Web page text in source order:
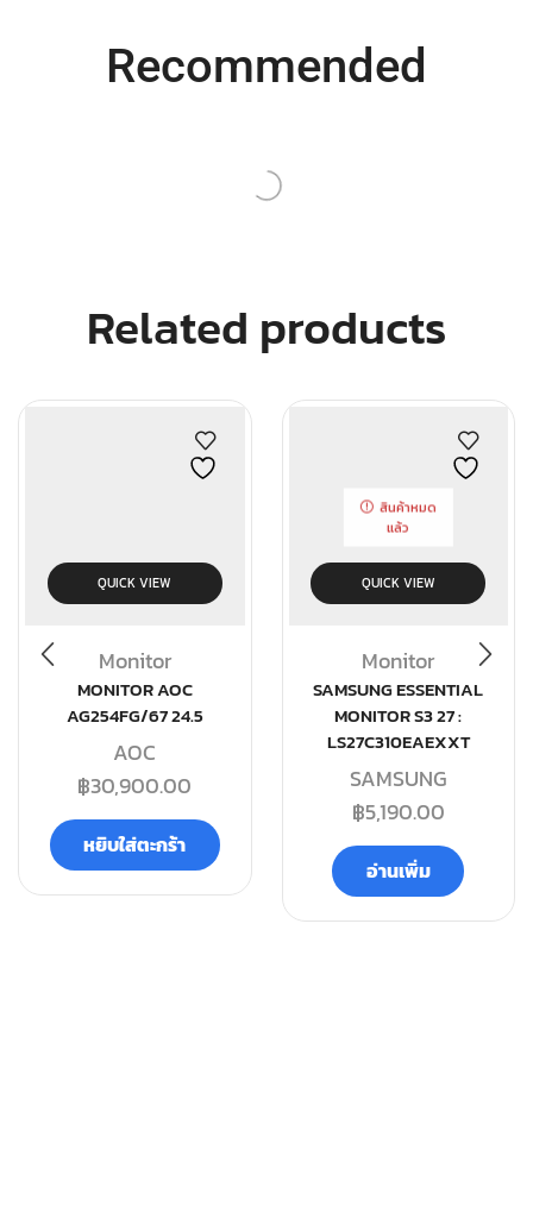
Recommended
Related products
QUICK VIEW
Monitor
MONITOR AOC
AG254FG/67 24.5
AOC
฿30,900.00
หยิบใส่ตะกร้า
สินค้าหมด
แล้ว
QUICK VIEW
Monitor
SAMSUNG ESSENTIAL
MONITOR S3 27 :
LS27C310EAEXXT
SAMSUNG
฿5,190.00
อ่านเพิ่ม